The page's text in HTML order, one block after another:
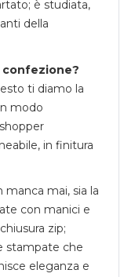
è studiata,
della
confezione?
ti diamo la
modo
in finitura
mai, sia la
con manici e
zip;
stampate che
eleganza e